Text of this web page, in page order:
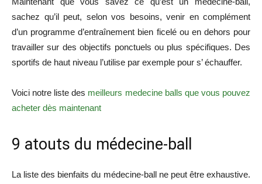
sachez qu’il peut, selon vos besoins, venir en complément
d’un programme d’entraînement bien ficelé ou en dehors pour
travailler sur des objectifs ponctuels ou plus spécifiques. Des
sportifs de haut niveau l’utilise par exemple pour s’ échauffer.
Voici notre liste des meilleurs medecine balls que vous pouvez
acheter dès maintenant
9 atouts du médecine-ball
La liste des bienfaits du médecine-ball ne peut être exhaustive.